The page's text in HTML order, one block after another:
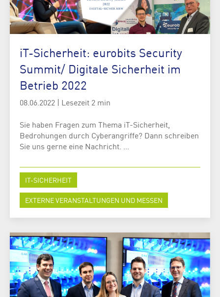
iT-Sicherheit: eurobits Security
Summit/ Digitale Sicherheit im
Betrieb 2022
08.06.2022 | Lesezeit 2 min
Sie haben Fragen zum Thema iT-Sicherheit,
Bedrohungen durch Cyberangriffe? Dann schreiben
Sie uns gerne eine Nachricht. ...
IT-SICHERHEIT
EXTERNE VERANSTALTUNGEN UND MESSEN